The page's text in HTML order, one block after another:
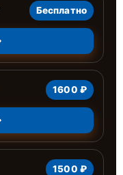
Бесплатно
1600 ₽
1500 ₽